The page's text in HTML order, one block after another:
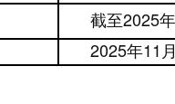
截至2025年
2025年11 月